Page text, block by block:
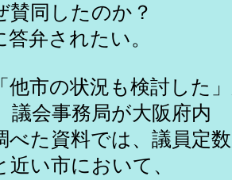
同したのか？
されたい。
市の状況も検討した」
議会事務局が大阪府内
た資料では、議員定
近い市において、